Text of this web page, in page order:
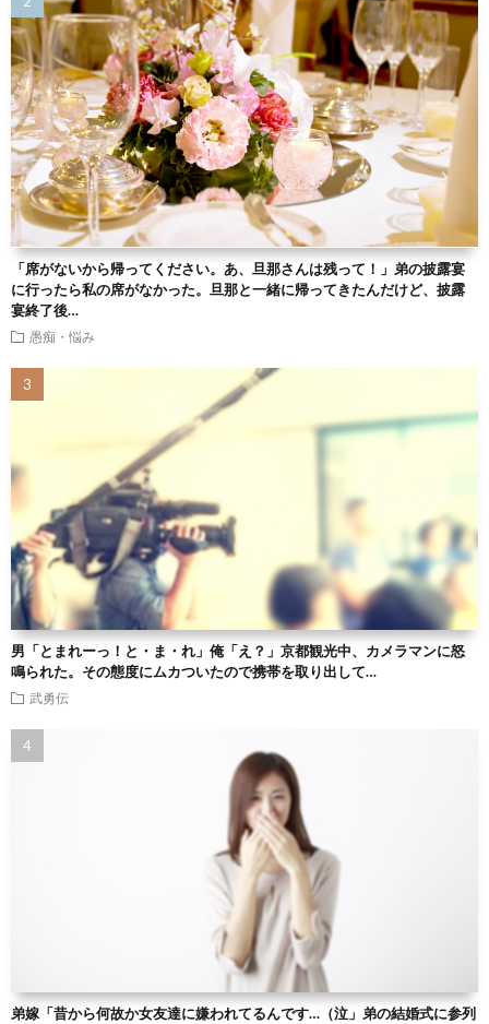
「席がないから帰ってください。あ、旦那さんは残って！」弟の披露宴
に行ったら私の席がなかった。旦那と一緒に帰ってきたんだけど、披露
宴終了後…
愚痴・悩み
男「とまれーっ！と・ま・れ」俺「え？」京都観光中、カメラマンに怒
鳴られた。その態度にムカついたので携帯を取り出して…
武勇伝
弟嫁「昔から何故か女友達に嫌われてるんです…（泣」弟の結婚式に参列